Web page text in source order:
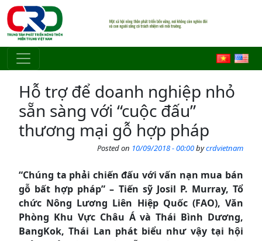
Skip to main content
Hỗ trợ để doanh nghiệp nhỏ
sẵn sàng với “cuộc đấu”
thương mại gỗ hợp pháp
Posted on 10/09/2018 - 00:00bycrdvietnam
“Chúng ta phải chiến đấu với vấn nạn mua bán
gỗ bất hợp pháp” – Tiến sỹ Josil P. Murray, Tổ
chức Nông Lương Liên Hiệp Quốc (FAO), Văn
Phòng Khu Vực Châu Á và Thái Bình Dương,
BangKok, Thái Lan phát biểu như vậy tại hội